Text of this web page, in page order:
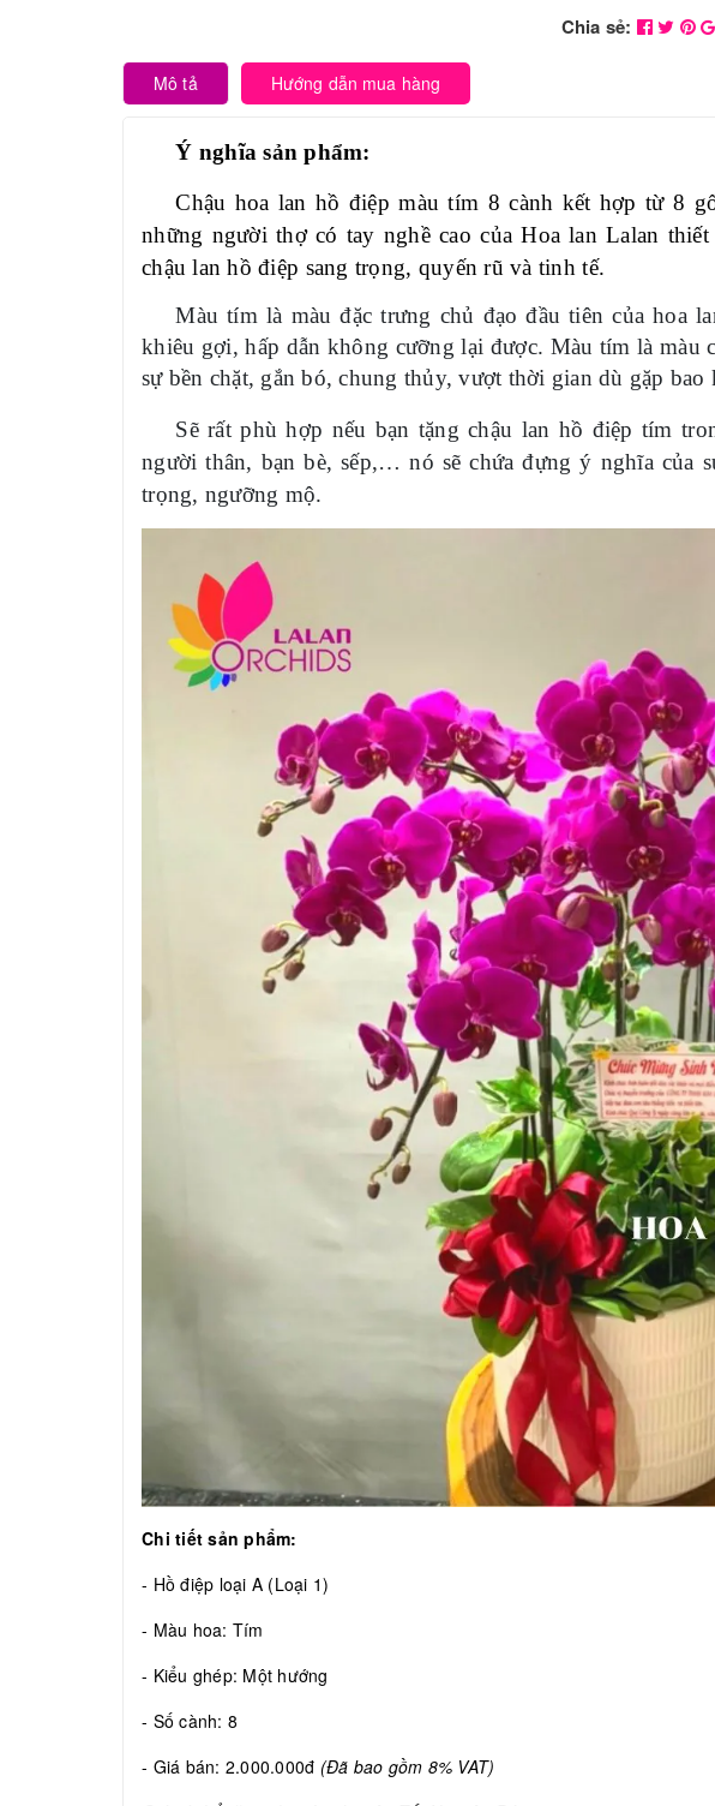
Chia sẻ:
Mô tả Hướng dẫn mua hàng
Ý nghĩa sản phẩm:
Chậu hoa lan hồ điệp màu tím 8 cành kết hợp từ 8
những người thợ có tay nghề cao của Hoa lan Lalan
chậu lan hồ điệp sang trọng, quyến rũ và tinh tế.
Màu tím là màu đặc trưng chủ đạo đầu tiên của hoa
khiêu gợi, hấp dẫn không cưỡng lại được. Màu tím là màu
sự bền chặt, gắn bó, chung thủy, vượt thời gian dù gặp
Sẽ rất phù hợp nếu bạn tặng chậu lan hồ điệp tím
người thân, bạn bè, sếp,… nó sẽ chứa đựng ý nghĩa của
trọng, ngưỡng mộ.
Chi tiết sản phẩm:
- Hồ điệp loại A (Loại 1)
- Màu hoa: Tím
- Kiểu ghép: Một hướng
- Số cành: 8
- Giá bán: 2.000.000đ (Đã bao gồm 8% VAT)